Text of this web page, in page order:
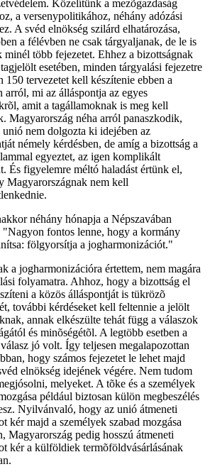
Közelítünk a mezõgazdaság
a versenypolitikához, néhány adózási
A svéd elnökség szilárd elhatározása,
a félévben ne csak tárgyaljanak, de le is
minél több fejezetet. Ehhez a bizottságnak
esetében, minden tárgyalási fejezetre
150 tervezetet kell készítenie ebben a
arról, mi az álláspontja az egyes
amit a tagállamoknak is meg kell
Magyarország néha arról panaszkodik,
unió nem dolgozta ki idejében az
némely kérdésben, de amíg a bizottság a
egyeztet, az igen komplikált
És figyelemre méltó haladást értünk el,
Magyarországnak nem kell
néhány hónapja a Népszavában
"Nagyon fontos lenne, hogy a kormány
fölgyorsítja a jogharmonizációt."
a jogharmonizációra értettem, nem magára
folyamatra. Ahhoz, hogy a bizottság el
a közös álláspontját is tükrözõ
további kérdéseket kell feltennie a jelölt
annak elkészülte tehát függ a válaszok
és minõségétõl. A legtöbb esetben a
jó volt. Így teljesen megalapozottan
hogy számos fejezetet le lehet majd
elnökség idejének végére. Nem tudom
melyeket. A tõke és a személyek
például biztosan külön megbeszélés
Nyilvánvaló, hogy az unió átmeneti
kér majd a személyek szabad mozgása
Magyarország pedig hosszú átmeneti
kér a külföldiek termõföldvásárlásának